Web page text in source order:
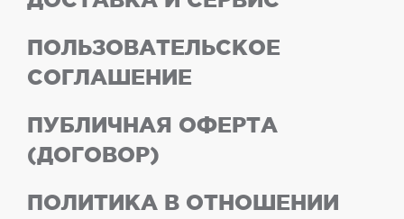
ПОЛЬЗОВАТЕЛЬСКОЕ
СОГЛАШЕНИЕ
ПУБЛИЧНАЯ ОФЕРТА
(ДОГОВОР)
ПОЛИТИКА В ОТНОШЕНИИ